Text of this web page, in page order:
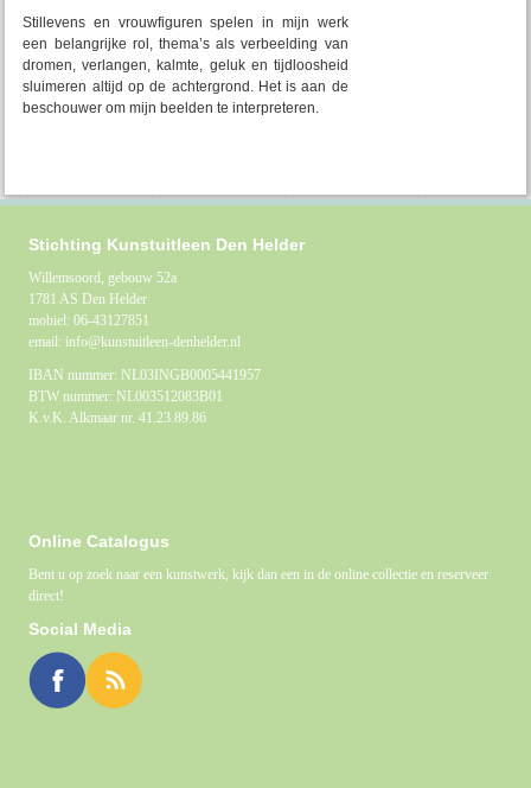
Stillevens en vrouwfiguren spelen in mijn werk
een belangrijke rol, thema’s als verbeelding van
dromen, verlangen, kalmte, geluk en tijdloosheid
sluimeren altijd op de achtergrond. Het is aan de
beschouwer om mijn beelden te interpreteren.
Stichting Kunstuitleen Den Helder
Willemsoord, gebouw 52a
1781 AS Den Helder
mobiel: 06-43127851
email: info@kunstuitleen-denhelder.nl
IBAN nummer: NL03INGB0005441957
BTW nummer: NL003512083B01
K.v.K. Alkmaar nr. 41.23.89.86
Online Catalogus
Bent u op zoek naar een kunstwerk, kijk dan een in de online collectie en reserveer
direct!
Social Media